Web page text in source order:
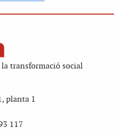
transformació social
planta 1
117